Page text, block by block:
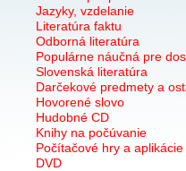
Jazyky, vzdelanie
Literatúra faktu
Odborná literatúra
Populárne náučná pre
Slovenská literatúra
Darčekové predmety a
Hovorené slovo
Hudobné CD
Knihy na počúvanie
Počítačové hry a aplikácie
DVD